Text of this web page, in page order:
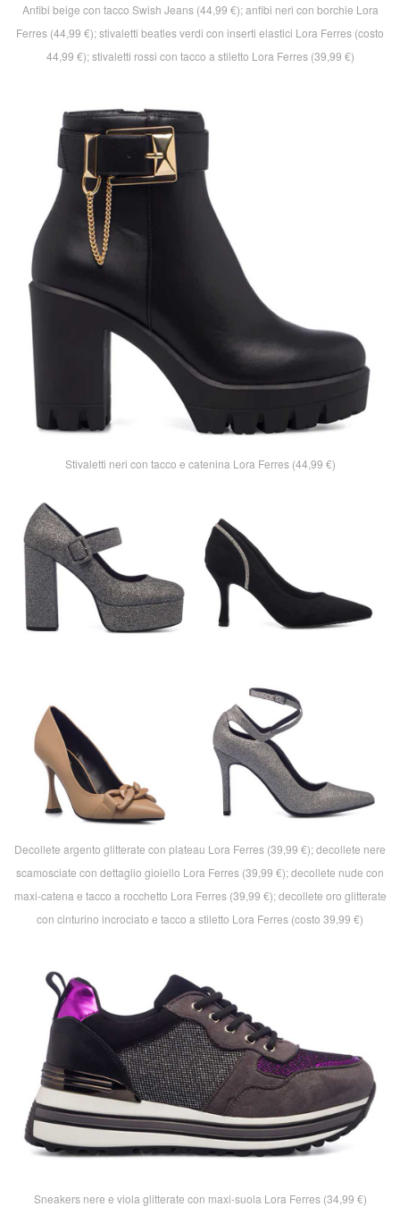
Anfibi beige con tacco Swish Jeans (44,99 €); anfibi neri con borchie Lora
Ferres (44,99 €); stivaletti beatles verdi con inserti elastici Lora Ferres (costo
44,99 €); stivaletti rossi con tacco a stiletto Lora Ferres (39,99 €)
Stivaletti neri con tacco e catenina Lora Ferres (44,99 €)
Decollete argento glitterate con plateau Lora Ferres (39,99 €); decollete nere
scamosciate con dettaglio gioiello Lora Ferres (39,99 €); decollete nude con
maxi-catena e tacco a rocchetto Lora Ferres (39,99 €); decollete oro glitterate
con cinturino incrociato e tacco a stiletto Lora Ferres (costo 39,99 €)
Sneakers nere e viola glitterate con maxi-suola Lora Ferres (34,99 €)